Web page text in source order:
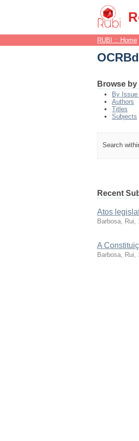
RUBI :: Home
Browse by
By Issue
Authors
Titles
Subjects
Search
Recent
Atos
Barbosa, Rui,
A
Barbosa, Rui,